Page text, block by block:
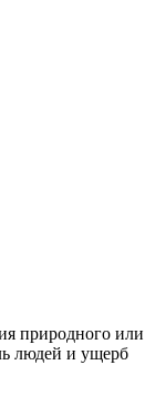
природного или
людей и ущерб